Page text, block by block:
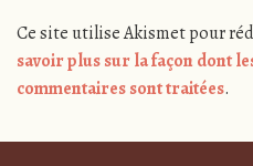
Ce site utilise Akismet pour
savoir plus sur la façon dont
commentaires sont traitées.